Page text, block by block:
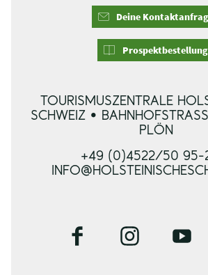
Deine
Prospektbestellung
TOURISMUSZENTRALE
SCHWEIZ •
LÖN
+49 (0)4522/50 95-
F
I
Y